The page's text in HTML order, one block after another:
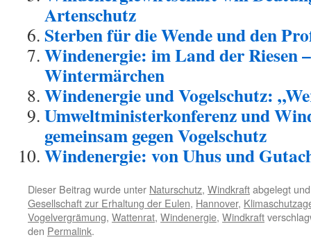
Artenschutz
Sterben für die Wende und den
Windenergie: im Land der Riesen
Wintermärchen
Windenergie und Vogelschutz:
Umweltministerkonferenz und
gemeinsam gegen Vogelschutz
Windenergie: von Uhus und
Dieser Beitrag wurde unter Naturschutz, Windkraftabgelegt
Gesellschaft zur Erhaltung der Eulen, Hannover,
Vogelvergrämung, Wattenrat, Windenergie, Windkraft
den Permalink.